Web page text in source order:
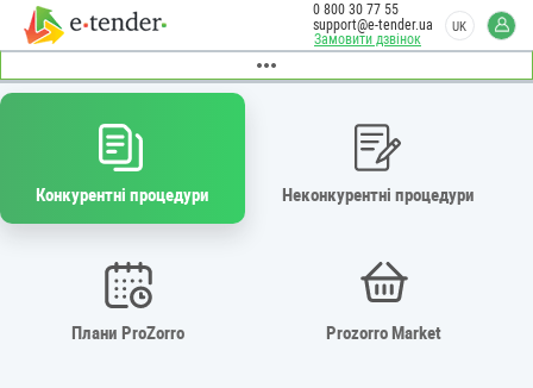
Замовити дзвінок
0 800 30 77 55
support@e-tender.ua
UK
Конкурентні процедури Неконкурентні процедури
Плани ProZorro Prozorro Market